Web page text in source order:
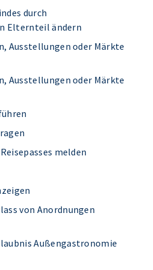
durch
Elternteil ändern
Ausstellungen oder Märkte
Ausstellungen oder Märkte
melden
von Anordnungen
Außengastronomie